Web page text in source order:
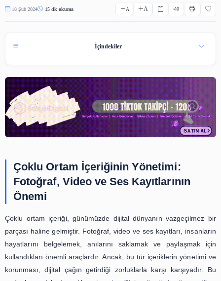
Kayıtlarının Korunması ve
18 Şub 2024
İçindekiler
Çoklu Ortam İçeriğinin Yönetimi:
Fotoğraf, Video ve Ses
Önemi